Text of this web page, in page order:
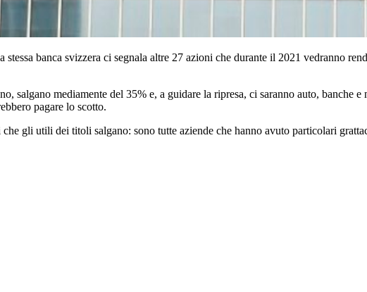
banca svizzera ci segnala altre 27 azioni che durante il 2021 vedranno
salgano mediamente del 35% e, a guidare la ripresa, ci saranno auto, banche
pagare lo scotto.
gli utili dei titoli salgano: sono tutte aziende che hanno avuto particolari